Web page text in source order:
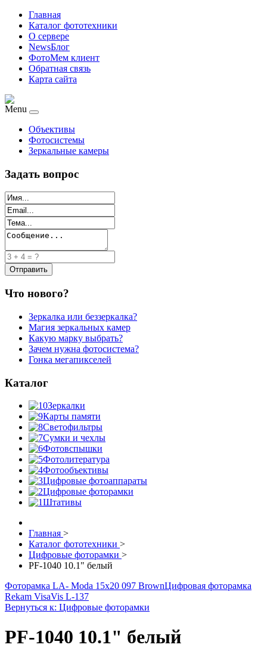
Главная
Каталог фототехники
О сервере
NewsБлог
ФотоМем клиент
Обратная связь
Карта сайта
Menu
Объективы
Фотосистемы
Зеркальные камеры
Задать вопрос
Что нового?
Зеркалка или беззеркалка?
Магия зеркальных камер
Какую марку выбрать?
Зачем нужна фотосистема?
Гонка мегапикселей
Каталог
Зеркалки
Карты памяти
Светофильтры
Сумки и чехлы
Фотовспышки
Фотолитература
Фотообъективы
Цифровые фотоаппараты
Цифровые фоторамки
Штативы
Главная >
Каталог фототехники >
Цифровые фоторамки >
PF-1040 10.1" белый
Фоторамка LA- Moda 15x20 097 BrownЦифровая фоторамка
Rekam VisaVis L-137
Вернуться к: Цифровые фоторамки
PF-1040 10.1" белый